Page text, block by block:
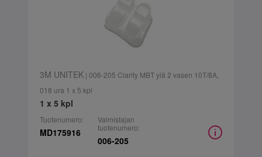
3M UNITEK| 006-205 Clarity MBT ylä 2 vasen 10T/8A,
018 ura 1 x 5 kpl
1 x 5 kpl
Tuotenumero:
MD175916
Valmistajan
tuotenumero:
006-205